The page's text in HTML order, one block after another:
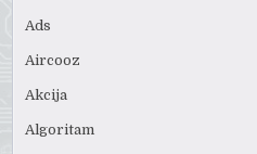
Ads
Aircooz
Akcija
Algoritam